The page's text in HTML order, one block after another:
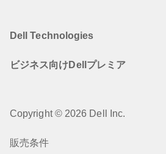
Dell Technologies
ビジネス向けDellプレミア
Copyright © 2026 Dell Inc.
販売条件